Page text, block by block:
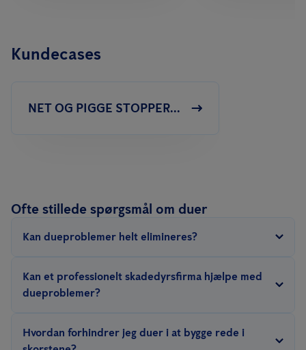
Kundecases
NET OG PIGGE STOPPER...
Ofte stillede spørgsmål om duer
Kan dueproblemer helt elimineres?
udfordrende, især i byområder. Men med en kombination af
Kan et professionelt skadedyrsfirma hjælpe med
dueproblemer?
omfanget af dueproblemet og levere effektive løsninger, der er
Hvordan forhindrer jeg duer i at bygge rede i